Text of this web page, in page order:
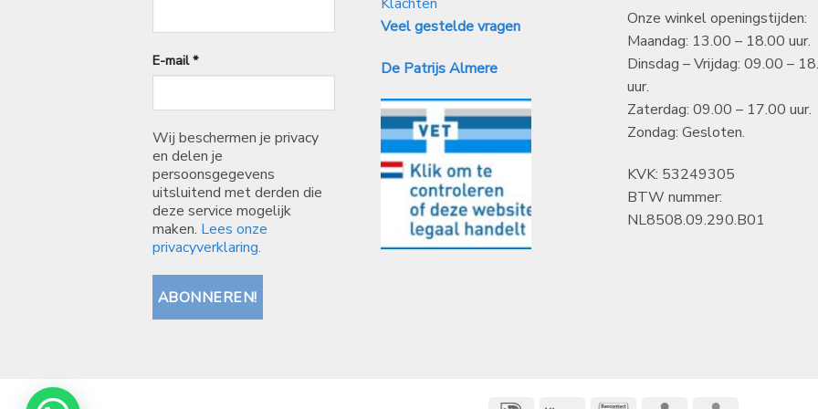
E-mail*
Wij beschermen je privacy
en delen je
persoonsgegevens
uitsluitend met derden die
deze service mogelijk
maken. Lees onze
privacyverklaring.
Veel gestelde vragen
De Patrijs Almere
Onze winkel openingstijden:
Maandag: 13.00 – 18.00 uur.
Dinsdag – Vrijdag: 09.00 –
uur.
Zaterdag: 09.00 – 17.00 uur.
Zondag: Gesloten.
KVK: 53249305
BTW nummer:
NL8508.09.290.B01